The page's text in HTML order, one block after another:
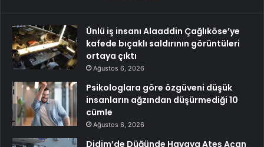
Ünlü iş insanı Alaaddin Çağlıköse’ye
kafede bıçaklı saldırının görüntüleri
ortaya çıktı
Ağustos 6, 2026
Psikologlara göre özgüveni düşük
insanların ağzından düşürmediği 10
cümle
Ağustos 6, 2026
Didim’de Düğünde Havaya Ateş Açan